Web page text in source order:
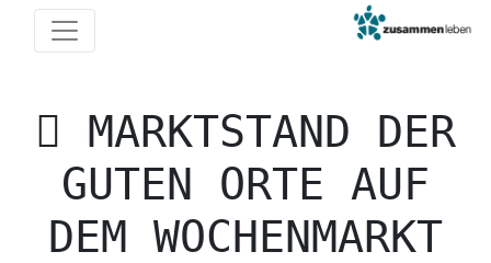
MARKTSTAND DER
GUTEN ORTE AUF
DEM WOCHENMARKT